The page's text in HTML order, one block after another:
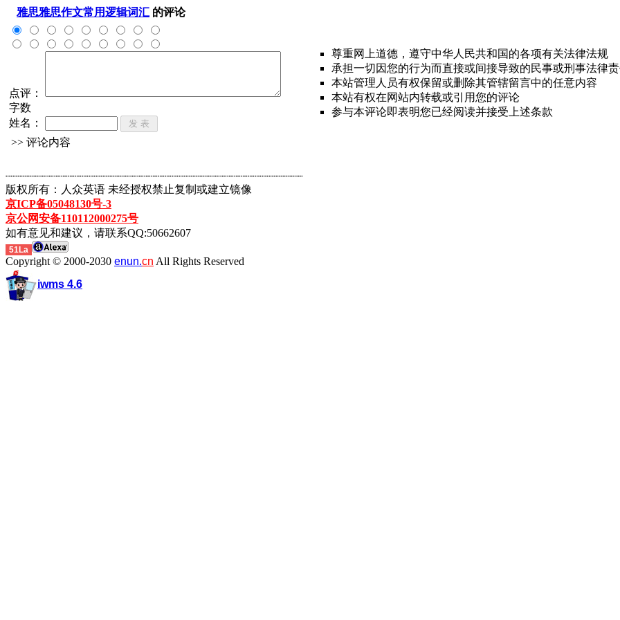
雅思雅思作文常用逻辑词汇 的评论
点评：
字数
姓名：
尊重网上道德，遵守中华人民共和国的各项有关法律法规
承担一切因您的行为而直接或间接导致的民事或刑事法律
本站管理人员有权保留或删除其管辖留言中的任意内容
本站有权在网站内转载或引用您的评论
参与本评论即表明您已经阅读并接受上述条款
>> 评论内容
┈┈┈┈┈┈┈┈┈┈┈┈┈┈┈┈┈┈┈┈┈┈┈┈┈┈┈┈┈┈┈┈┈┈┈┈┈┈┈┈┈┈┈
版权所有：人众英语 未经授权禁止复制或建立镜像
京ICP备05048130号-3
京公网安备110112000275号
如有意见和建议，请联系QQ:50662607
51La
Copyright © 2000-2030 enun.cn All Rights Reserved
iwms 4.6